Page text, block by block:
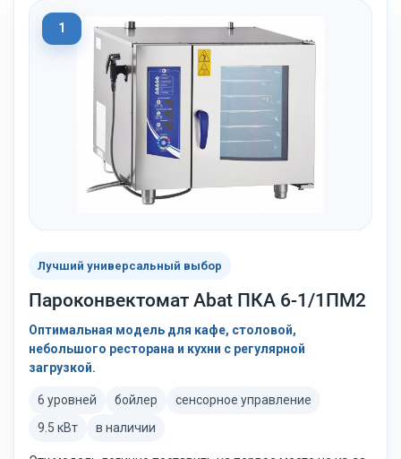
1
Лучший универсальный выбор
Пароконвектомат Abat ПКА 6-1/1ПМ2
Оптимальная модель для кафе, столовой,
небольшого ресторана и кухни с регулярной
загрузкой.
6 уровней бойлер
сенсорное управление
9.5 кВт
в наличии